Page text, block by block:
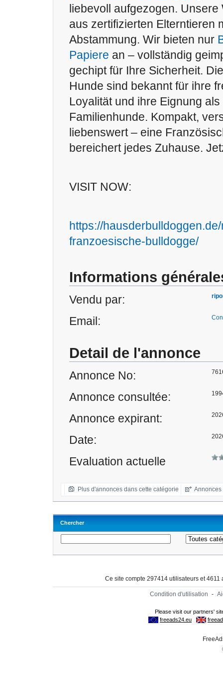
liebevoll aufgezogen. Unsere
aus zertifizierten Elterntieren
Abstammung. Wir bieten nur
Papiere an – vollständig
gechipt für Ihre Sicherheit.
Hunde sind bekannt für ihre
Loyalität und ihre Eignung
Familienhunde. Kompakt,
liebenswert – eine
bereichert jedes Zuhause.
VISIT NOW:
https://
franzoesische-bulldogge/
Informations
Vendu par:
Email:
Detail de l'annonce
Annonce No:
Annonce consultée:
Annonce expirant:
Date:
Evaluation actuelle
Plus d'annonces dans cette catégorie Annonces
Chercher
Ce site compte 297414 utilisateurs et
Condition d'utilisation -